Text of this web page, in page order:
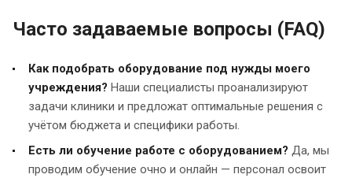
Часто задаваемые вопросы (FAQ)
Как подобрать оборудование под нужды моего
учреждения? Наши специалисты проанализируют
задачи клиники и предложат оптимальные решения с
учётом бюджета и специфики работы.
Есть ли обучение работе с оборудованием? Да, мы
проводим обучение очно и онлайн — персонал освоит